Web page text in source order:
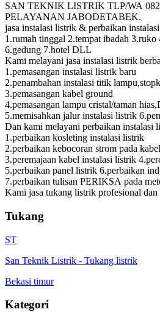
SAN TEKNIK LISTRIK TLP/WA
PELAYANAN JABODETABEK.
jasa instalasi listrik & perbaikan
1.rumah tinggal 2.tempat ibadah 3.ruko
6.gedung 7.hotel DLL
Kami melayani jasa instalasi listrik
1.pemasangan instalasi listrik baru
2.penambahan instalasi titik
3.pemasangan kabel ground
4.pemasangan lampu cristal/taman
5.memisahkan jalur instalasi listrik
Dan kami melayani perbaikan instalasi
1.perbaikan kosleting instalasi listrik
2.perbaikan kebocoran strom pada
3.peremajaan kabel instalasi listrik
5.perbaikan panel listrik 6.perbaikan
7.perbaikan tulisan PERIKSA pada
Kami jasa tukang listrik profesional
Tukang
ST
San Teknik Listrik - Tukang listrik
Bekasi timur
Kategori